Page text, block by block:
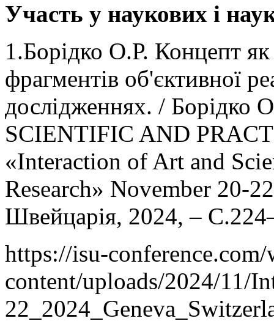
Участь у наукових і
1.Борідко О.Р. Концепт
фрагментів об'єктивної
дослідженнях. / Борідко
SCIENTIFIC AND
«Interaction of Art and
Research» November 20-
Швейцарія, 2024, –
https://isu-
content/uploads/2024/11/